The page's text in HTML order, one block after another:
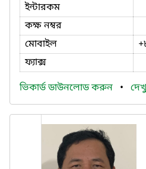
ইন্টারকম
কক্ষ নম্বর
মোবাইল
ফ্যাক্স
ভিকার্ড ডাউনলোড করুন •